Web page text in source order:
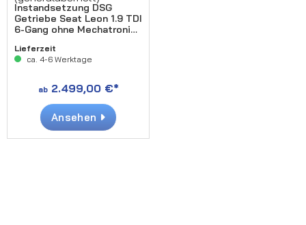
Instandsetzung DSG
Getriebe Seat Leon 1.9 TDI
6-Gang ohne Mechatronik
Lieferzeit
ca. 4-6 Werktage
ab2.499,00 €*
Ansehen